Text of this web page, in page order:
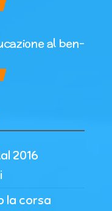
al ben-
2016
la corsa